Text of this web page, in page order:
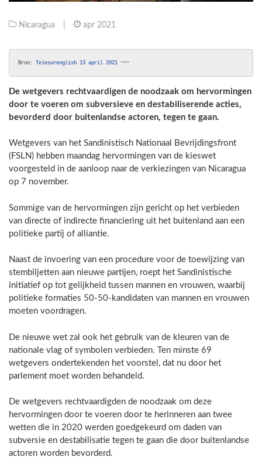
Nicaragua apr 2021
Bron: Telesurenglish 13 april 2021 ~~~
De wetgevers rechtvaardigen de noodzaak om hervormingen
door te voeren om subversieve en destabiliserende acties,
bevorderd door buitenlandse actoren, tegen te gaan.
Wetgevers van het Sandinistisch Nationaal Bevrijdingsfront
(FSLN) hebben maandag hervormingen van de kieswet
voorgesteld in de aanloop naar de verkiezingen van Nicaragua
op 7 november.
Sommige van de hervormingen zijn gericht op het verbieden
van directe of indirecte financiering uit het buitenland aan een
politieke partij of alliantie.
Naast de invoering van een procedure voor de toewijzing van
stembiljetten aan nieuwe partijen, roept het Sandinistische
initiatief op tot gelijkheid tussen mannen en vrouwen, waarbij
politieke formaties 50-50-kandidaten van mannen en vrouwen
moeten voordragen.
De nieuwe wet zal ook het gebruik van de kleuren van de
nationale vlag of symbolen verbieden. Ten minste 69
wetgevers ondertekenden het voorstel, dat nu door het
parlement moet worden behandeld.
De wetgevers rechtvaardigden de noodzaak om deze
hervormingen door te voeren door te herinneren aan twee
wetten die in 2020 werden goedgekeurd om daden van
subversie en destabilisatie tegen te gaan die door buitenlandse
actoren worden bevorderd.